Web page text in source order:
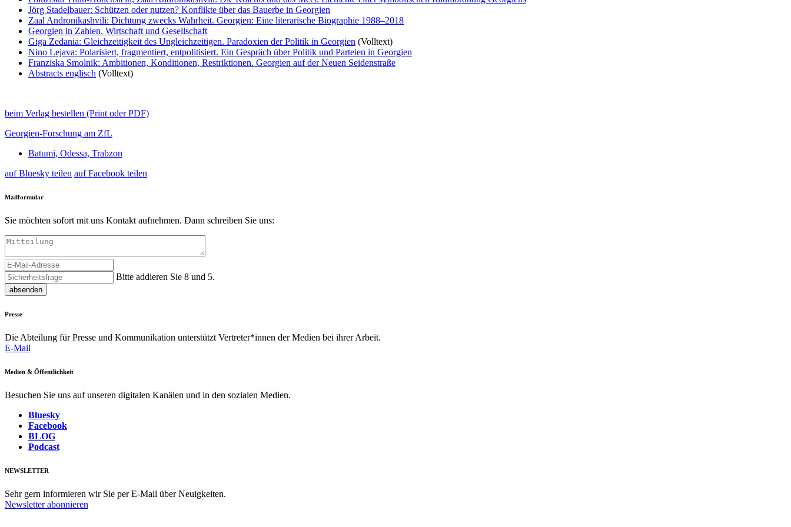
Jörg Stadelbauer: Schützen oder nutzen? Konflikte über das Bauerbe in Georgien
Zaal Andronikashvili: Dichtung zwecks Wahrheit. Georgien: Eine literarische Biographie 1988–2018
Georgien in Zahlen. Wirtschaft und Gesellschaft
Giga Zedania: Gleichzeitigkeit des Ungleichzeitigen. Paradoxien der Politik in Georgien (Volltext)
Nino Lejava: Polarisiert, fragmentiert, entpolitisiert. Ein Gespräch über Politik und Parteien in Georgien
Franziska Smolnik: Ambitionen, Konditionen, Restriktionen. Georgien auf der Neuen Seidenstraße
Abstracts englisch (Volltext)
beim Verlag bestellen (Print oder PDF)
Georgien-Forschung am ZfL
Batumi, Odessa, Trabzon
auf Bluesky teilen auf Facebook teilen
Mailformular
Sie möchten sofort mit uns Kontakt aufnehmen. Dann schreiben Sie uns:
Bitte addieren Sie 8 und 5.
absenden
Presse
Die Abteilung für Presse und Kommunikation unterstützt Vertreter*innen der Medien bei ihrer Arbeit.
E-Mail
Medien & Öffentlichkeit
Besuchen Sie uns auf unseren digitalen Kanälen und in den sozialen Medien.
Bluesky
Facebook
BLOG
Podcast
NEWSLETTER
Sehr gern informieren wir Sie per E-Mail über Neuigkeiten.
Newsletter abonnieren